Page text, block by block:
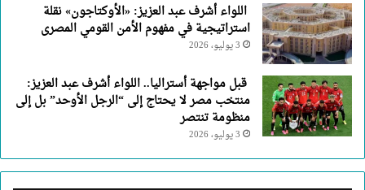
اللواء أشرف عبد العزيز: «الأوكتاجون» نقلة
استراتيجية في مفهوم الأمن القومي المصرى
3 يوليو، 2026
قبل مواجهة أستراليا.. اللواء أشرف عبد العزيز:
منتخب مصر لا يحتاج إلى “الرجل الأوحد” بل إلى
منظومة تنتصر
3 يوليو، 2026